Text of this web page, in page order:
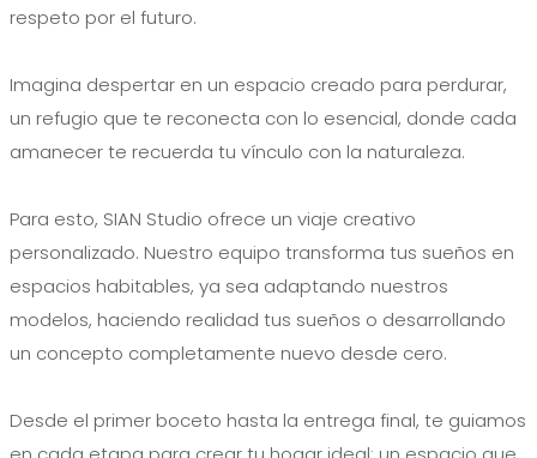
respeto por el futuro.
Imagina despertar en un espacio creado para perdurar,
un refugio que te reconecta con lo esencial, donde cada
amanecer te recuerda tu vínculo con la naturaleza.
Para esto, SIAN Studio ofrece un viaje creativo
personalizado. Nuestro equipo transforma tus sueños en
espacios habitables, ya sea adaptando nuestros
modelos, haciendo realidad tus sueños o desarrollando
un concepto completamente nuevo desde cero.
Desde el primer boceto hasta la entrega final, te guiamos